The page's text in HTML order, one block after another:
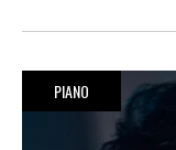
PIANO